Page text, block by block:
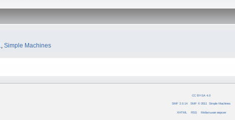
,Simple Machines
CC BY-SA 4.0
SMF 2.0.14 SMF © 2011 Simple Machines
XHTML RSS Мобильная версия